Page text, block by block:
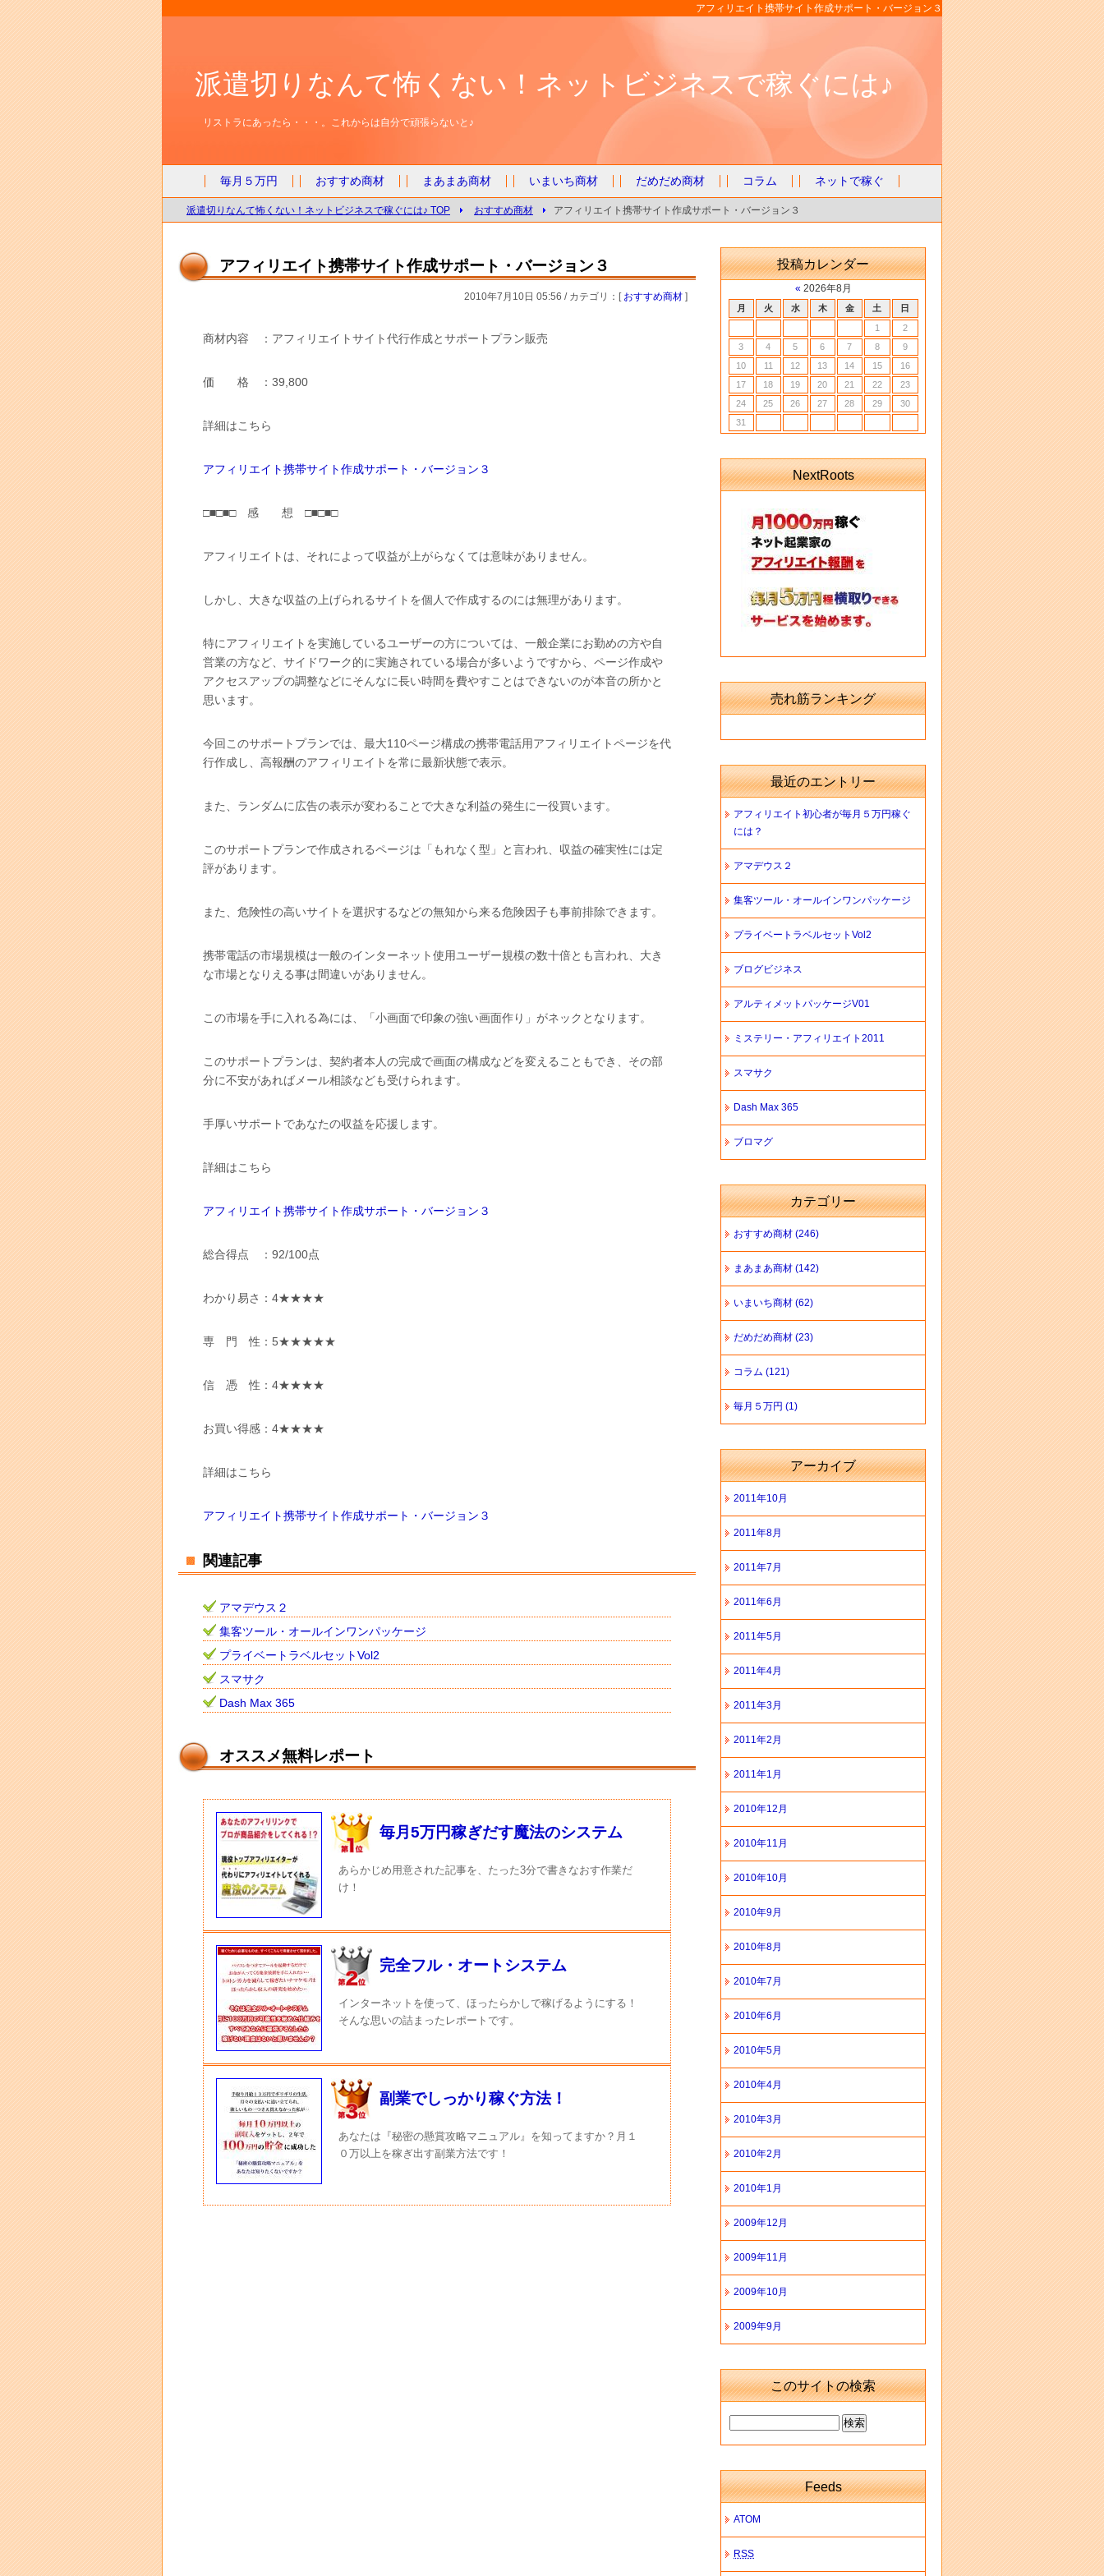
アフィリエイト携帯サイト作成サポート・バージョン３
派遣切りなんて怖くない！ネットビジネスで稼ぐには♪
リストラにあったら・・・。これからは自分で頑張らないと♪
毎月５万円 おすすめ商材 まあまあ商材 いまいち商材 だめだめ商材 コラム ネットで稼ぐ
派遣切りなんて怖くない！ネットビジネスで稼ぐには♪ TOP おすすめ商材 アフィリエイト携帯サイト作成サポート・バージョン３
アフィリエイト携帯サイト作成サポート・バージョン３
2010年7月10日 05:56 / カテゴリ：[ おすすめ商材 ]
商材内容 ：アフィリエイトサイト代行作成とサポートプラン販売
価 格 ：39,800
詳細はこちら
アフィリエイト携帯サイト作成サポート・バージョン３
□■□■□ 感 想 □■□■□
アフィリエイトは、それによって収益が上がらなくては意味がありません。
しかし、大きな収益の上げられるサイトを個人で作成するのには無理があります。
特にアフィリエイトを実施しているユーザーの方については、一般企業にお勤めの方や自
営業の方など、サイドワーク的に実施されている場合が多いようですから、ページ作成や
アクセスアップの調整などにそんなに長い時間を費やすことはできないのが本音の所かと
思います。
今回このサポートプランでは、最大110ページ構成の携帯電話用アフィリエイトページを代
行作成し、高報酬のアフィリエイトを常に最新状態で表示。
また、ランダムに広告の表示が変わることで大きな利益の発生に一役買います。
このサポートプランで作成されるページは「もれなく型」と言われ、収益の確実性には定
評があります。
また、危険性の高いサイトを選択するなどの無知から来る危険因子も事前排除できます。
携帯電話の市場規模は一般のインターネット使用ユーザー規模の数十倍とも言われ、大き
な市場となりえる事は間違いがありません。
この市場を手に入れる為には、「小画面で印象の強い画面作り」がネックとなります。
このサポートプランは、契約者本人の完成で画面の構成などを変えることもでき、その部
分に不安があればメール相談なども受けられます。
手厚いサポートであなたの収益を応援します。
詳細はこちら
アフィリエイト携帯サイト作成サポート・バージョン３
総合得点 ：92/100点
わかり易さ：4★★★★
専 門 性：5★★★★★
信 憑 性：4★★★★
お買い得感：4★★★★
詳細はこちら
アフィリエイト携帯サイト作成サポート・バージョン３
関連記事
アマデウス２
集客ツール・オールインワンパッケージ
プライベートラベルセットVol2
スマサク
Dash Max 365
オススメ無料レポート
毎月5万円稼ぎだす魔法のシステム
あらかじめ用意された記事を、たった3分で書きなおす作業だ
け！
完全フル・オートシステム
インターネットを使って、ほったらかしで稼げるようにする！
そんな思いの詰まったレポートです。
副業でしっかり稼ぐ方法！
あなたは『秘密の懸賞攻略マニュアル』を知ってますか？月１
０万以上を稼ぎ出す副業方法です！
投稿カレンダー
« 2026年8月
月 火 水 木 金 土
日
1
2
3
4 5 6 7 8
9
10
11 12 13 14 15
16
17
18 19 20 21 22
23
24
25 26 27 28 29
30
31
NextRoots
売れ筋ランキング
最近のエントリー
アフィリエイト初心者が毎月５万円稼ぐ
には？
アマデウス２
集客ツール・オールインワンパッケージ
プライベートラベルセットVol2
ブログビジネス
アルティメットパッケージV01
ミステリー・アフィリエイト2011
スマサク
Dash Max 365
ブロマグ
カテゴリー
おすすめ商材 (246)
まあまあ商材 (142)
いまいち商材 (62)
だめだめ商材 (23)
コラム (121)
毎月５万円 (1)
アーカイブ
2011年10月
2011年8月
2011年7月
2011年6月
2011年5月
2011年4月
2011年3月
2011年2月
2011年1月
2010年12月
2010年11月
2010年10月
2010年9月
2010年8月
2010年7月
2010年6月
2010年5月
2010年4月
2010年3月
2010年2月
2010年1月
2009年12月
2009年11月
2009年10月
2009年9月
このサイトの検索
Feeds
ATOM
RSS